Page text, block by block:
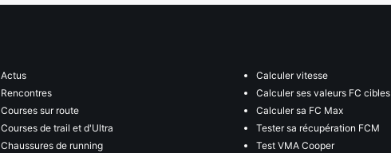
Actus
Rencontres
Courses sur route
Courses de trail et d'Ultra
Chaussures de running
Calculer vitesse
Calculer ses valeurs FC cibles
Calculer sa FC Max
Tester sa récupération FCM
Test VMA Cooper